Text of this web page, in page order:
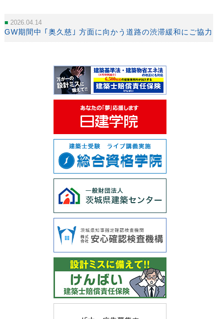
2026.04.14
GW期間中 ｢奥久慈｣ 方面に向かう道路の渋滞緩和にご協力